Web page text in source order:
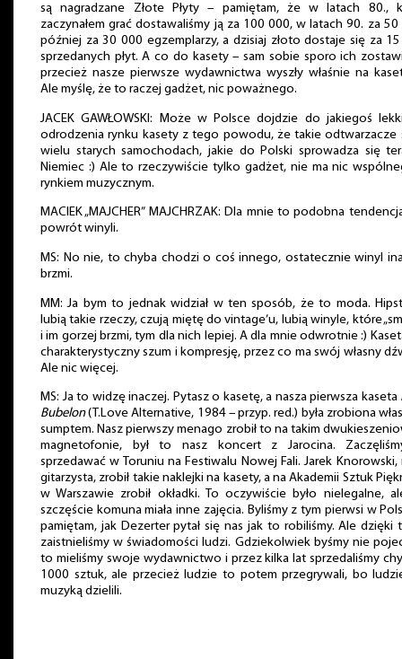
są nagradzane Złote Płyty – pamiętam, że w latach 80.,
zaczynałem grać dostawaliśmy ją za 100 000, w latach 90. za 50
później za 30 000 egzemplarzy, a dzisiaj złoto dostaje się za
sprzedanych płyt. A co do kasety – sam sobie sporo ich
przecież nasze pierwsze wydawnictwa wyszły właśnie na
Ale myślę, że to raczej gadżet, nic poważnego.
JACEK GAWŁOWSKI: Może w Polsce dojdzie do jakiegoś
odrodzenia rynku kasety z tego powodu, że takie odtwarzacze
wielu starych samochodach, jakie do Polski sprowadza się
Niemiec :) Ale to rzeczywiście tylko gadżet, nie ma nic
rynkiem muzycznym.
MACIEK „MAJCHER” MAJCHRZAK: Dla mnie to podobna
powrót winyli.
MS: No nie, to chyba chodzi o coś innego, ostatecznie winyl
brzmi.
MM: Ja bym to jednak widział w ten sposób, że to moda.
lubią takie rzeczy, czują miętę do vintage’u, lubią winyle, które
i im gorzej brzmi, tym dla nich lepiej. A dla mnie odwrotnie :)
charakterystyczny szum i kompresję, przez co ma swój własny
Ale nic więcej.
MS: Ja to widzę inaczej. Pytasz o kasetę, a nasza pierwsza kaseta
Bubelon(T.Love Alternative, 1984 – przyp. red.) była zrobiona
sumptem. Nasz pierwszy menago zrobił to na takim
magnetofonie, był to nasz koncert z Jarocina.
sprzedawać w Toruniu na Festiwalu Nowej Fali. Jarek Knorowski,
gitarzysta, zrobił takie naklejki na kasety, a na Akademii Sztuk
w Warszawie zrobił okładki. To oczywiście było nielegalne,
szczęście komuna miała inne zajęcia. Byliśmy z tym pierwsi w
pamiętam, jak Dezerter pytał się nas jak to robiliśmy. Ale dzięki
zaistnieliśmy w świadomości ludzi. Gdziekolwiek byśmy nie
to mieliśmy swoje wydawnictwo i przez kilka lat sprzedaliśmy
1000 sztuk, ale przecież ludzie to potem przegrywali, bo
muzyką dzielili.